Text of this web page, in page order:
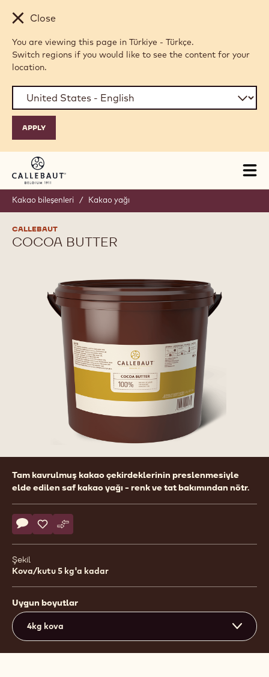
Skip to main content
Close
You are viewing this page in Türkiye - Türkçe.
Switch regions if you would like to see the content for your
location.
Kakao bileşenleri / Kakao yağı
CALLEBAUT
COCOA BUTTER
Product
information
Tam kavrulmuş kakao çekirdeklerinin preslenmesiyle
elde edilen saf kakao yağı - renk ve tat bakımından nötr.
Actions
Yorum yaz
- Cocoa butter
Kaydet
- Cocoa butter
Karşılaştır
- Cocoa butter
Şekil
Kova/kutu 5 kg'a kadar
Uygun boyutlar
4kg kova